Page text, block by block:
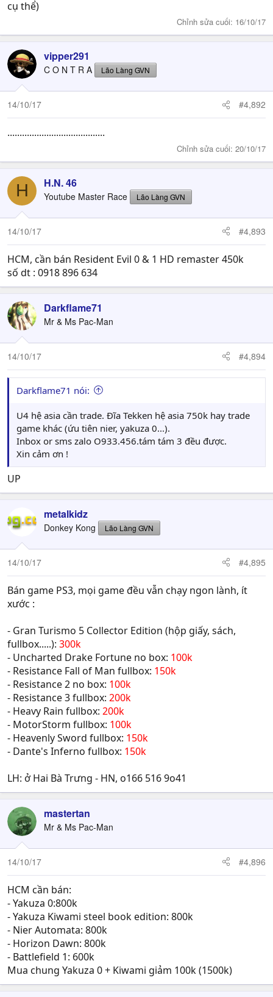
cụ thể)
Chỉnh sửa cuối: 16/10/17
vipper291
C O N T R A Lão Làng GVN
14/10/17 #4,892
........................................
Chỉnh sửa cuối: 20/10/17
H H.N. 46
Youtube Master Race Lão Làng GVN
14/10/17 #4,893
HCM, cần bán Resident Evil 0 & 1 HD remaster 450k
số dt : 0918 896 634
Darkflame71
Mr & Ms Pac-Man
14/10/17 #4,894
Darkflame71 nói:
U4 hệ asia cần trade. Đĩa Tekken hệ asia 750k hay trade
game khác (ứu tiên nier, yakuza 0...).
Inbox or sms zalo O933.456.tám tám 3 đều được.
Xin cảm ơn !
UP
metalkidz
Donkey Kong Lão Làng GVN
14/10/17 #4,895
Bán game PS3, mọi game đều vẫn chạy ngon lành, ít
xước :
- Gran Turismo 5 Collector Edition (hộp giấy, sách,
fullbox.....): 300k
- Uncharted Drake Fortune no box: 100k
- Resistance Fall of Man fullbox: 150k
- Resistance 2 no box: 100k
- Resistance 3 fullbox: 200k
- Heavy Rain fullbox: 200k
- MotorStorm fullbox: 100k
- Heavenly Sword fullbox: 150k
- Dante's Inferno fullbox: 150k
LH: ở Hai Bà Trưng - HN, o166 516 9o41
mastertan
Mr & Ms Pac-Man
14/10/17 #4,896
HCM cần bán:
- Yakuza 0:800k
- Yakuza Kiwami steel book edition: 800k
- Nier Automata: 800k
- Horizon Dawn: 800k
- Battlefield 1: 600k
Mua chung Yakuza 0 + Kiwami giảm 100k (1500k)